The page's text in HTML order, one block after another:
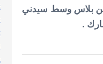
بلاس وسط سيدني
.